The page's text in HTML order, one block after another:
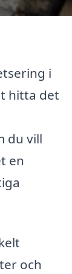
i
hitta det
du vill
en
och